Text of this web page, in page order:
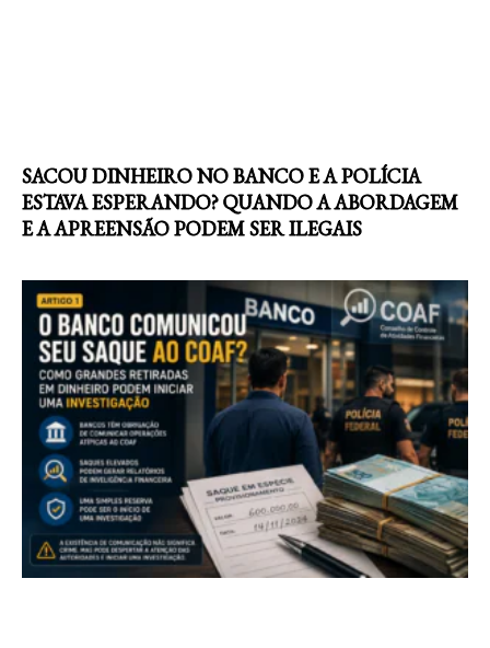
SACOU DINHEIRO NO BANCO E A POLÍCIA
ESTAVA ESPERANDO? QUANDO A ABORDAGEM
E A APREENSÃO PODEM SER ILEGAIS